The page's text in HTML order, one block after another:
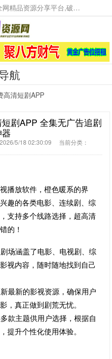
咸鱼资源网【www.xianyuai.cn】全网精品资源分享平台,破解软件,技术源码,火爆项目,工具辅助,这里无所不有。
航
高清短剧APP
剧APP 全集无广告追剧
5/18 02:30:09 当前分类：
播放软件，橙色暖系的界
趣的各类电影、连续剧、综
支持多个线路选择，超高清
的！
场涵盖了电影、电视剧、综
视内容，随时随地找到自己
最新的影视资源，确保用户
，真正做到剧荒无忧。
款主题供用户选择，根据自
提升个性化使用体验。